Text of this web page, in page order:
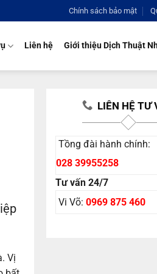
Chính sách bảo mật
Liên hệ Giới thiệu Dịch Thuật
Vị
LIÊN HỆ TƯ
Tồng đài hành chính:
028 39955258
Tư vấn 24/7
Vi Võ: 0969 875 460